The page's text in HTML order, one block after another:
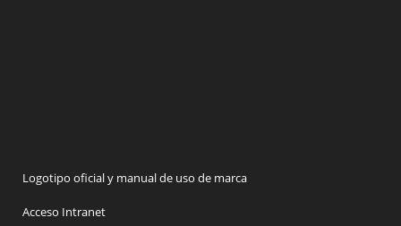
Logotipo oficial y manual de uso de marca
Acceso Intranet